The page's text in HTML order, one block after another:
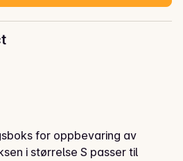
for oppbevaring av
i størrelse S passer til